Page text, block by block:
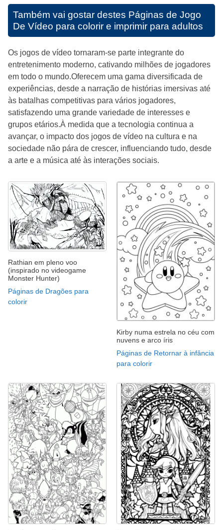
Também vai gostar destes Páginas de Jogo
De Vídeo para colorir e imprimir para adultos
Os jogos de vídeo tornaram-se parte integrante do
entretenimento moderno, cativando milhões de jogadores
em todo o mundo.Oferecem uma gama diversificada de
experiências, desde a narração de histórias imersivas até
às batalhas competitivas para vários jogadores,
satisfazendo uma grande variedade de interesses e
grupos etários.À medida que a tecnologia continua a
avançar, o impacto dos jogos de vídeo na cultura e na
sociedade não pára de crescer, influenciando tudo, desde
a arte e a música até às interações sociais.
Rathian em pleno voo
(inspirado no videogame
Monster Hunter)
Páginas de Dragões para
colorir
Kirby numa estrela no céu com
nuvens e arco íris
Páginas de Retornar à infância
para colorir